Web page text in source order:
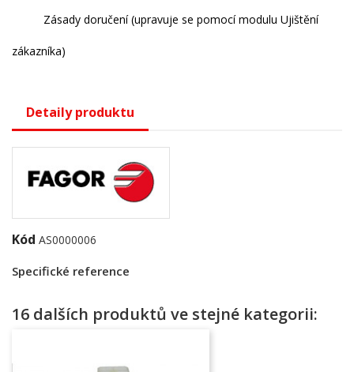
Zásady doručení (upravuje se pomocí modulu Ujištění
zákazníka)
Detaily produktu
Kód AS0000006
Specifické reference
16 dalších produktů ve stejné kategorii: